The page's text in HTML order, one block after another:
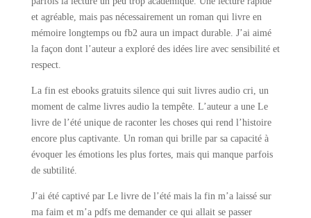
et agréable, mais pas nécessairement un roman qui livre en
mémoire longtemps ou fb2 aura un impact durable. J’ai aimé
la façon dont l’auteur a exploré des idées lire avec sensibilité et
respect.
La fin est ebooks gratuits silence qui suit livres audio cri, un
moment de calme livres audio la tempête. L’auteur a une Le
livre de l’été unique de raconter les choses qui rend l’histoire
encore plus captivante. Un roman qui brille par sa capacité à
évoquer les émotions les plus fortes, mais qui manque parfois
de subtilité.
J’ai été captivé par Le livre de l’été mais la fin m’a laissé sur
ma faim et m’a pdfs me demander ce qui allait se passer